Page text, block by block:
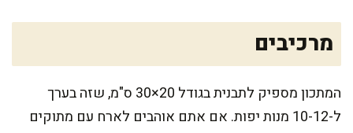
מרכיבים
המתכון מספיק לתבנית בגודל 20×30 ס"מ, שזה בערך
ל-10-12 מנות יפות. אם אתם אוהבים לארח עם מתוקים